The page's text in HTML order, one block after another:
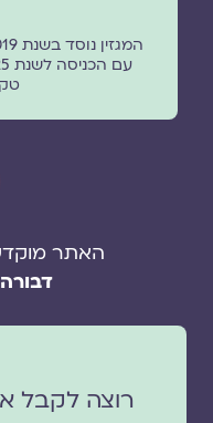
האתר
דבורה
רוצה לקבל